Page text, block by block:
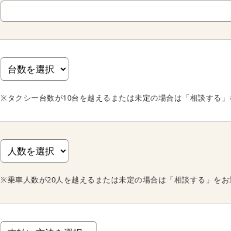
※タクシー台数が10台を越えるまたは未定の場合は「相談する
※乗車人数が20人を越えるまたは未定の場合は「相談する」を